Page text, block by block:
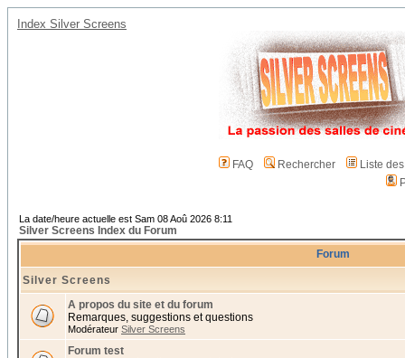
Index Silver Screens
FAQ Rechercher
Liste
La date/heure actuelle est Sam 08 Aoû 2026 8:11
Silver Screens Index du Forum
Forum
Silver Screens
A propos du site et du forum
Remarques, suggestions et questions
Modérateur Silver Screens
Forum test